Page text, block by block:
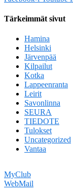
Tärkeimmät sivut
Hamina
Helsinki
Järvenpää
Kilpailut
Kotka
Lappeenranta
Leirit
Savonlinna
SEURA
TIEDOTE
Tulokset
Uncategorized
Vantaa
MyClub
WebMail